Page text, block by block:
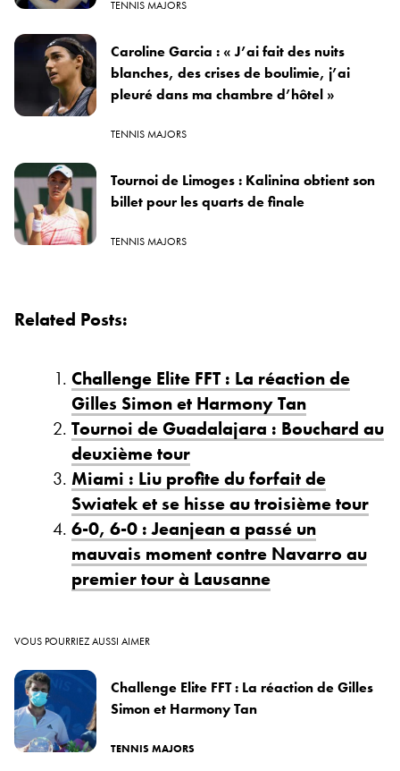
TENNIS MAJORS
Caroline Garcia : « J’ai fait des nuits
blanches, des crises de boulimie, j’ai
pleuré dans ma chambre d’hôtel »
TENNIS MAJORS
Tournoi de Limoges : Kalinina obtient son
billet pour les quarts de finale
TENNIS MAJORS
Related Posts:
Challenge Elite FFT : La réaction de
Gilles Simon et Harmony Tan
Tournoi de Guadalajara : Bouchard au
deuxième tour
Miami : Liu profite du forfait de
Swiatek et se hisse au troisième tour
6-0, 6-0 : Jeanjean a passé un
mauvais moment contre Navarro au
premier tour à Lausanne
VOUS POURRIEZ AUSSI AIMER
Challenge Elite FFT : La réaction de Gilles
Simon et Harmony Tan
TENNIS MAJORS